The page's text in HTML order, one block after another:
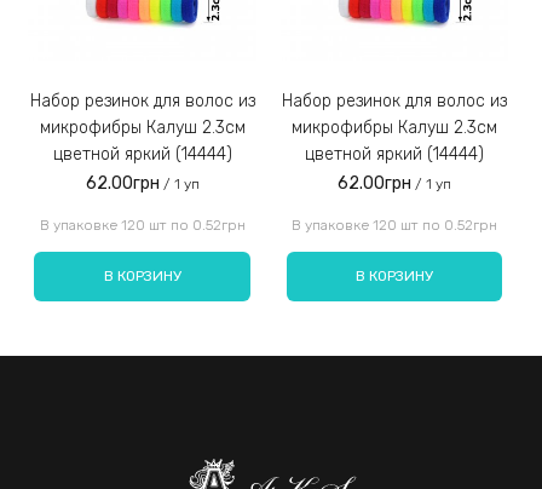
Набор резинок для волос из
микрофибры Калуш 2.3см
цветной яркий (14444)
62.00грн / 1 уп
В упаковке 120 шт по 0.52грн
В КОРЗИНУ
Набор резинок для волос из
микрофибры Калуш 2.3см
цветной яркий (14444)
62.00грн / 1 уп
В упаковке 120 шт по 0.52грн
В КОРЗИНУ